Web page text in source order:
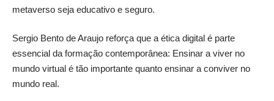
metaverso seja educativo e seguro.
Sergio Bento de Araujo reforça que a ética digital é parte
essencial da formação contemporânea: Ensinar a viver no
mundo virtual é tão importante quanto ensinar a conviver no
mundo real.